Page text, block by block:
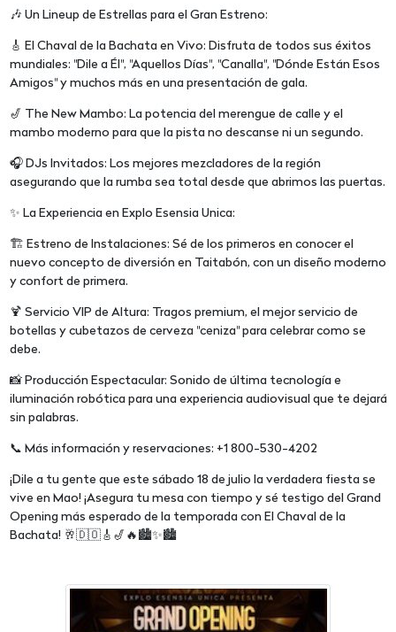
🎶 Un Lineup de Estrellas para el Gran Estreno:
🎸 El Chaval de la Bachata en Vivo: Disfruta de todos sus éxitos
mundiales: "Dile a Él", "Aquellos Días", "Canalla", "Dónde Están Esos
Amigos" y muchos más en una presentación de gala.
🎷 The New Mambo: La potencia del merengue de calle y el
mambo moderno para que la pista no descanse ni un segundo.
🎧 DJs Invitados: Los mejores mezcladores de la región
asegurando que la rumba sea total desde que abrimos las puertas.
✨ La Experiencia en Explo Esensia Unica:
🏗️ Estreno de Instalaciones: Sé de los primeros en conocer el
nuevo concepto de diversión en Taitabón, con un diseño moderno
y confort de primera.
🍹 Servicio VIP de Altura: Tragos premium, el mejor servicio de
botellas y cubetazos de cerveza "ceniza" para celebrar como se
debe.
📸 Producción Espectacular: Sonido de última tecnología e
iluminación robótica para una experiencia audiovisual que te dejará
sin palabras.
📞 Más información y reservaciones: +1 800-530-4202
¡Dile a tu gente que este sábado 18 de julio la verdadera fiesta se
vive en Mao! ¡Asegura tu mesa con tiempo y sé testigo del Grand
Opening más esperado de la temporada con El Chaval de la
Bachata! 🥂🇩🇴🎸🎷🔥🏙️✨🏙️